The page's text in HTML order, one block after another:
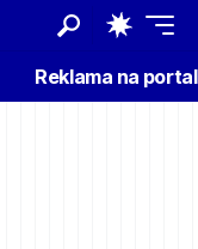
Reklama na